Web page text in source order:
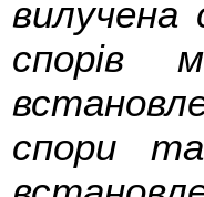
вилучена
спорів
спори